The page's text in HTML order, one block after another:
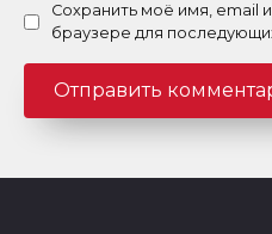
Сохранить моё имя, email
браузере для